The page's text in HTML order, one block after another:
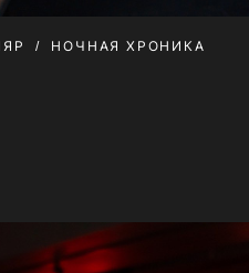
НОЧНАЯ ХРОНИКА